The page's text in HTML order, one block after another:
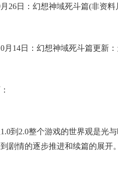
日：幻想神域死斗篇(非资料
14日：幻想神域死斗篇更新：
2.0整个游戏的世界观是光与
剧情的逐步推进和续篇的展开。